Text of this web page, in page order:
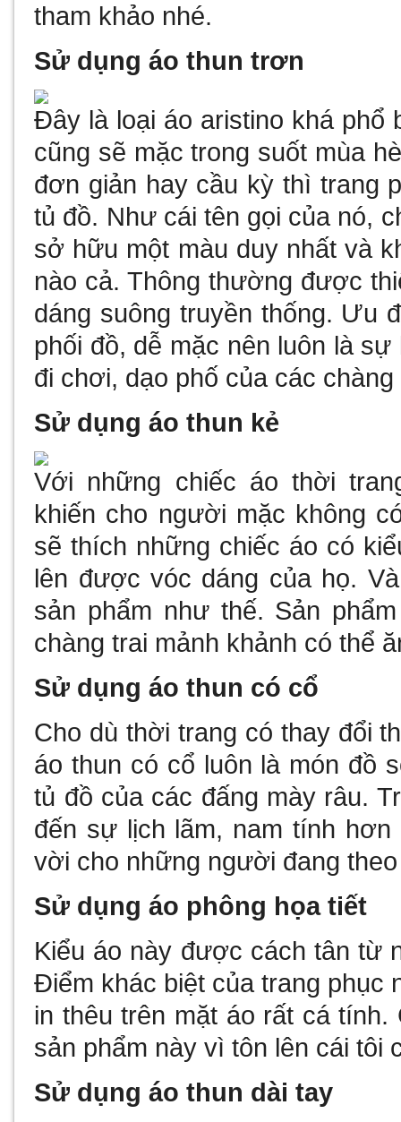
tham khảo nhé.
Sử dụng áo thun trơn
Đây là loại áo aristino khá phổ
cũng sẽ mặc trong suốt mùa
đơn giản hay cầu kỳ thì trang
tủ đồ. Như cái tên gọi của nó,
sở hữu một màu duy nhất và
nào cả. Thông thường được
dáng suông truyền thống. Ưu
phối đồ, dễ mặc nên luôn là
đi chơi, dạo phố của các chàng
Sử dụng áo thun kẻ
Với những chiếc áo thời
khiến cho người mặc không
sẽ thích những chiếc áo có
lên được vóc dáng của họ.
sản phẩm như thế. Sản
chàng trai mảnh khảnh có thể
Sử dụng áo thun có cổ
Cho dù thời trang có thay đổi
áo thun có cổ luôn là món đồ
tủ đồ của các đấng mày râu.
đến sự lịch lãm, nam tính
vời cho những người đang
Sử dụng áo phông họa tiết
Kiểu áo này được cách tân từ
Điểm khác biệt của trang phục
in thêu trên mặt áo rất cá
sản phẩm này vì tôn lên cái tôi
Sử dụng áo thun dài tay